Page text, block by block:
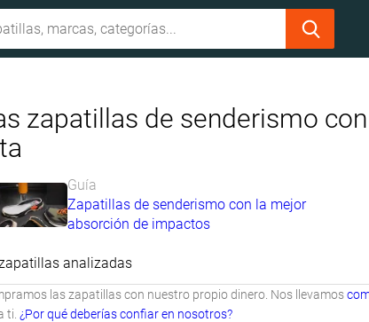
zapatillas de senderismo
Guía
Zapatillas de senderismo con la mejor
absorción de impactos
analizadas
las zapatillas con nuestro propio dinero. Nos llevamos
ti. ¿Por qué deberías confiar en nosotros?